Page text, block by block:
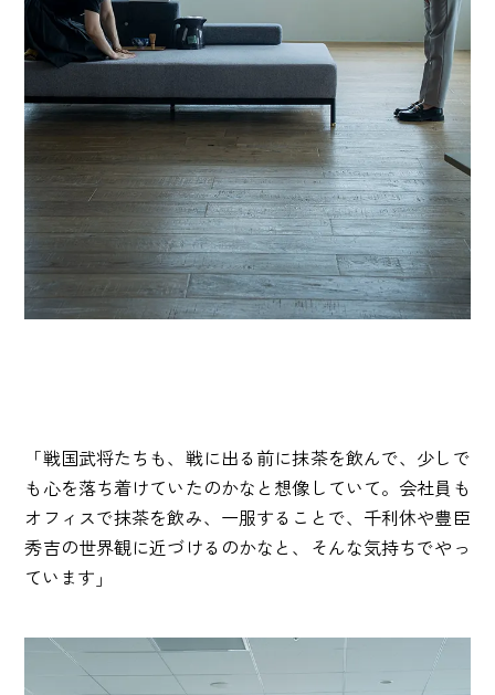
「戦国武将たちも、戦に出る前に抹茶を飲んで、少しで
も心を落ち着けていたのかなと想像していて。会社員も
オフィスで抹茶を飲み、一服することで、千利休や豊臣
秀吉の世界観に近づけるのかなと、そんな気持ちでやっ
ています」